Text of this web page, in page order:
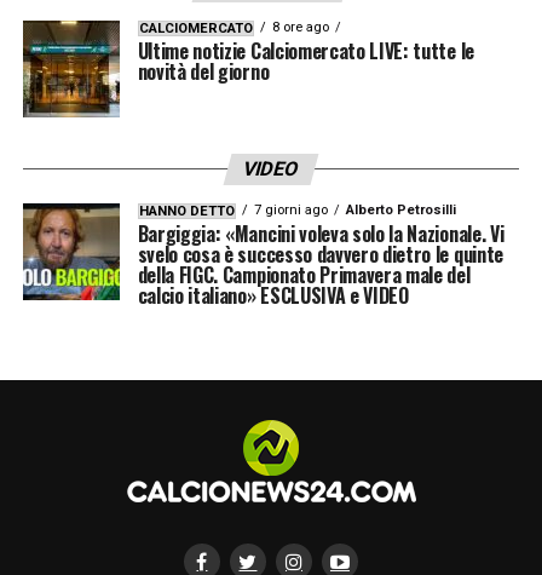
CALCIOMERCATO 8 ore ago
Ultime notizie Calciomercato LIVE: tutte le
novità del giorno
VIDEO
HANNO DETTO 7 giorni ago Alberto Petrosilli
Bargiggia: «Mancini voleva solo la Nazionale. Vi
svelo cosa è successo davvero dietro le quinte
della FIGC. Campionato Primavera male del
calcio italiano» ESCLUSIVA e VIDEO